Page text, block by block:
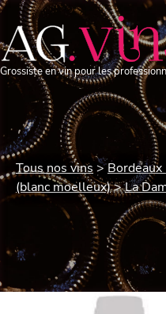
Grossiste en vin pour les
Tous nos vins
(blanc moelleux)
La